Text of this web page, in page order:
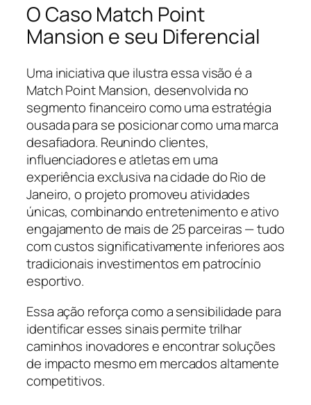
O Caso Match Point
Mansion e seu Diferencial
Uma iniciativa que ilustra essa visão é a
Match Point Mansion, desenvolvida no
segmento financeiro como uma estratégia
ousada para se posicionar como uma marca
desafiadora. Reunindo clientes,
influenciadores e atletas em uma
experiência exclusiva na cidade do Rio de
Janeiro, o projeto promoveu atividades
únicas, combinando entretenimento e ativo
engajamento de mais de 25 parceiras — tudo
com custos significativamente inferiores aos
tradicionais investimentos em patrocínio
esportivo.
Essa ação reforça como a sensibilidade para
identificar esses sinais permite trilhar
caminhos inovadores e encontrar soluções
de impacto mesmo em mercados altamente
competitivos.